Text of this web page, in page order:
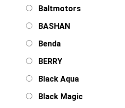
Baltmotors
BASHAN
Benda
BERRY
Black Aqua
Black Magic